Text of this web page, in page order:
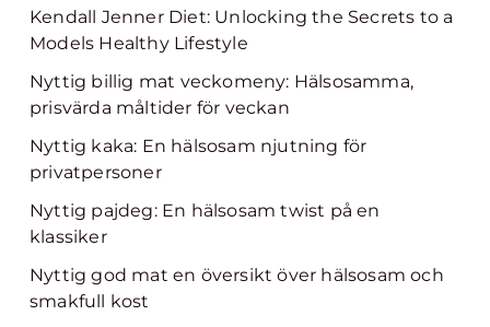
Kendall Jenner Diet: Unlocking the Secrets to a
Models Healthy Lifestyle
Nyttig billig mat veckomeny: Hälsosamma,
prisvärda måltider för veckan
Nyttig kaka: En hälsosam njutning för
privatpersoner
Nyttig pajdeg: En hälsosam twist på en
klassiker
Nyttig god mat en översikt över hälsosam och
smakfull kost